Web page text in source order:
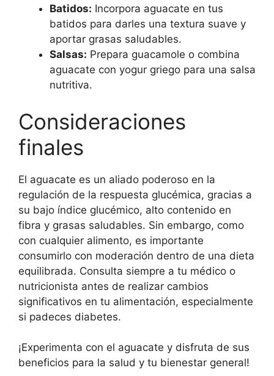
Batidos: Incorpora aguacate en tus
batidos para darles una textura suave y
aportar grasas saludables.
Salsas: Prepara guacamole o combina
aguacate con yogur griego para una salsa
nutritiva.
Consideraciones
finales
El aguacate es un aliado poderoso en la
regulación de la respuesta glucémica, gracias a
su bajo índice glucémico, alto contenido en
fibra y grasas saludables. Sin embargo, como
con cualquier alimento, es importante
consumirlo con moderación dentro de una dieta
equilibrada. Consulta siempre a tu médico o
nutricionista antes de realizar cambios
significativos en tu alimentación, especialmente
si padeces diabetes.
¡Experimenta con el aguacate y disfruta de sus
beneficios para la salud y tu bienestar general!